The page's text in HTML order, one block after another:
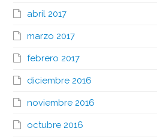
abril 2017
marzo 2017
febrero 2017
diciembre 2016
noviembre 2016
octubre 2016